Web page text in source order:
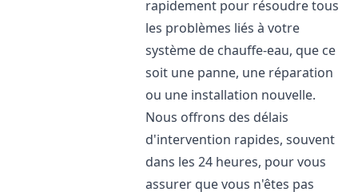
rapidement pour résoudre tous
les problèmes liés à votre
système de chauffe-eau, que ce
soit une panne, une réparation
ou une installation nouvelle.
Nous offrons des délais
d'intervention rapides, souvent
dans les 24 heures, pour vous
assurer que vous n'êtes pas